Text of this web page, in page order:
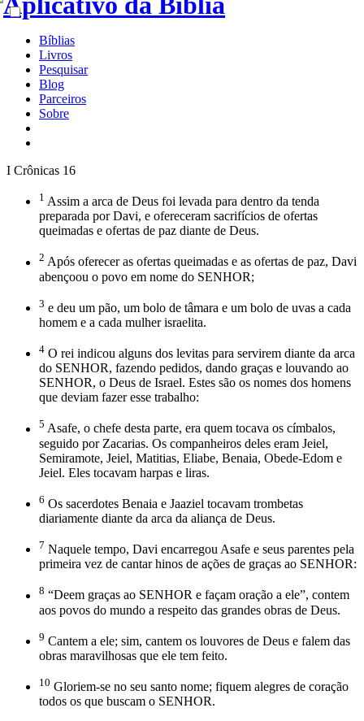
Bíblias
Livros
Pesquisar
Blog
Parceiros
Sobre
I Crônicas 16
1 Assim a arca de Deus foi levada para dentro da tenda
preparada por Davi, e ofereceram sacrifícios de ofertas
queimadas e ofertas de paz diante de Deus.
2 Após oferecer as ofertas queimadas e as ofertas de paz, Davi
abençoou o povo em nome do SENHOR;
3 e deu um pão, um bolo de tâmara e um bolo de uvas a cada
homem e a cada mulher israelita.
4 O rei indicou alguns dos levitas para servirem diante da arca
do SENHOR, fazendo pedidos, dando graças e louvando ao
SENHOR, o Deus de Israel. Estes são os nomes dos homens
que deviam fazer esse trabalho:
5 Asafe, o chefe desta parte, era quem tocava os címbalos,
seguido por Zacarias. Os companheiros deles eram Jeiel,
Semiramote, Jeiel, Matitias, Eliabe, Benaia, Obede-Edom e
Jeiel. Eles tocavam harpas e liras.
6 Os sacerdotes Benaia e Jaaziel tocavam trombetas
diariamente diante da arca da aliança de Deus.
7 Naquele tempo, Davi encarregou Asafe e seus parentes pela
primeira vez de cantar hinos de ações de graças ao SENHOR:
8 “Deem graças ao SENHOR e façam oração a ele”, contem
aos povos do mundo a respeito das grandes obras de Deus.
9 Cantem a ele; sim, cantem os louvores de Deus e falem das
obras maravilhosas que ele tem feito.
10 Gloriem-se no seu santo nome; fiquem alegres de coração
todos os que buscam o SENHOR.